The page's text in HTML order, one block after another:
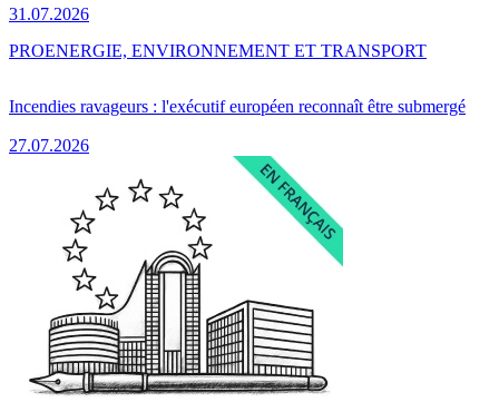
31.07.2026
Incendies ravageurs : l'exécutif européen reconnaît être submergé
27.07.2026
PROENERGIE, ENVIRONNEMENT ET TRANSPORT